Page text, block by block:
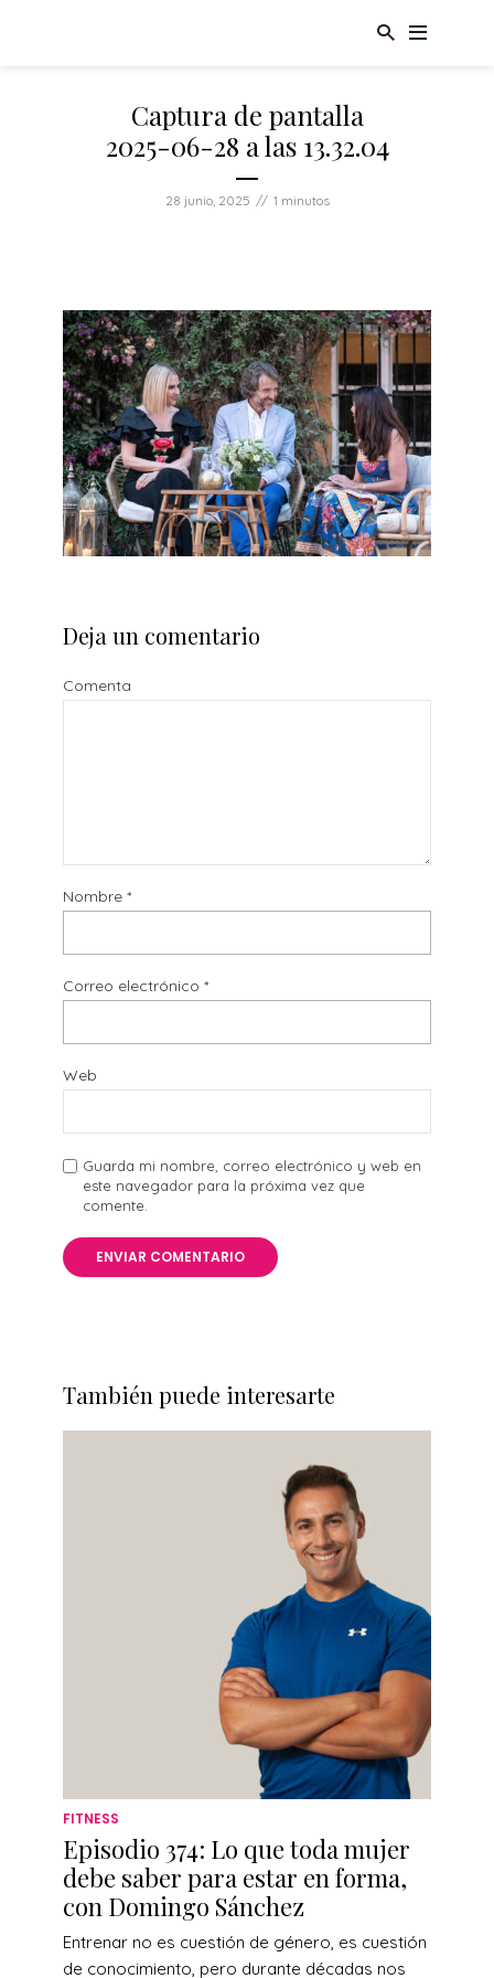
Captura de pantalla
2025-06-28 a las 13.32.04
28 junio, 2025 1 minutos
Deja un comentario
Comenta
Nombre *
Correo electrónico *
Web
Guarda mi nombre, correo electrónico y web en
este navegador para la próxima vez que
comente.
También puede interesarte
FITNESS
Episodio 374: Lo que toda mujer
debe saber para estar en forma,
con Domingo Sánchez
Entrenar no es cuestión de género, es cuestión
de conocimiento, pero durante décadas nos